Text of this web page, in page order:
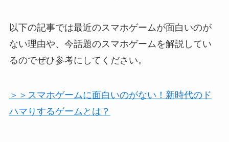
以下の記事では最近のスマホゲームが面白いのが
ない理由や、今話題のスマホゲームを解説してい
るのでぜひ参考にしてください。
＞＞スマホゲームに面白いのがない！新時代のド
ハマりするゲームとは？